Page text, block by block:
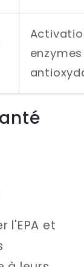
enzymes
l'EPA et